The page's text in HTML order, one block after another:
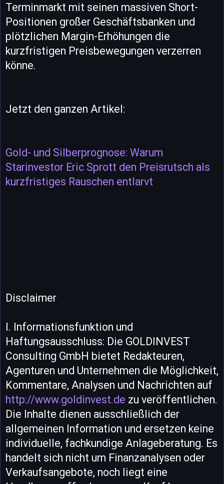
Terminmarkt mit seinen massiven Short-
Positionen großer Geschäftsbanken und
plötzlichen Margin-Erhöhungen die
kurzfristigen Preisbewegungen verzerren
könne.
Jetzt den ganzen Artikel:
Gold- und Silberprognose: Warum
Starinvestor Eric Sprott den Preisrutsch als
kurzfristiges Rauschen entlarvt
Disclaimer
I. Informationsfunktion und
Haftungsausschluss: Die GOLDINVEST
Consulting GmbH bietet Redakteuren,
Agenturen und Unternehmen die Möglichkeit,
Kommentare, Analysen und Nachrichten auf
http://www.goldinvest.de zu veröffentlichen.
Die Inhalte dienen ausschließlich der
allgemeinen Information und ersetzen keine
individuelle, fachkundige Anlageberatung. Es
handelt sich nicht um Finanzanalysen oder
Verkaufsangebote, noch liegt eine